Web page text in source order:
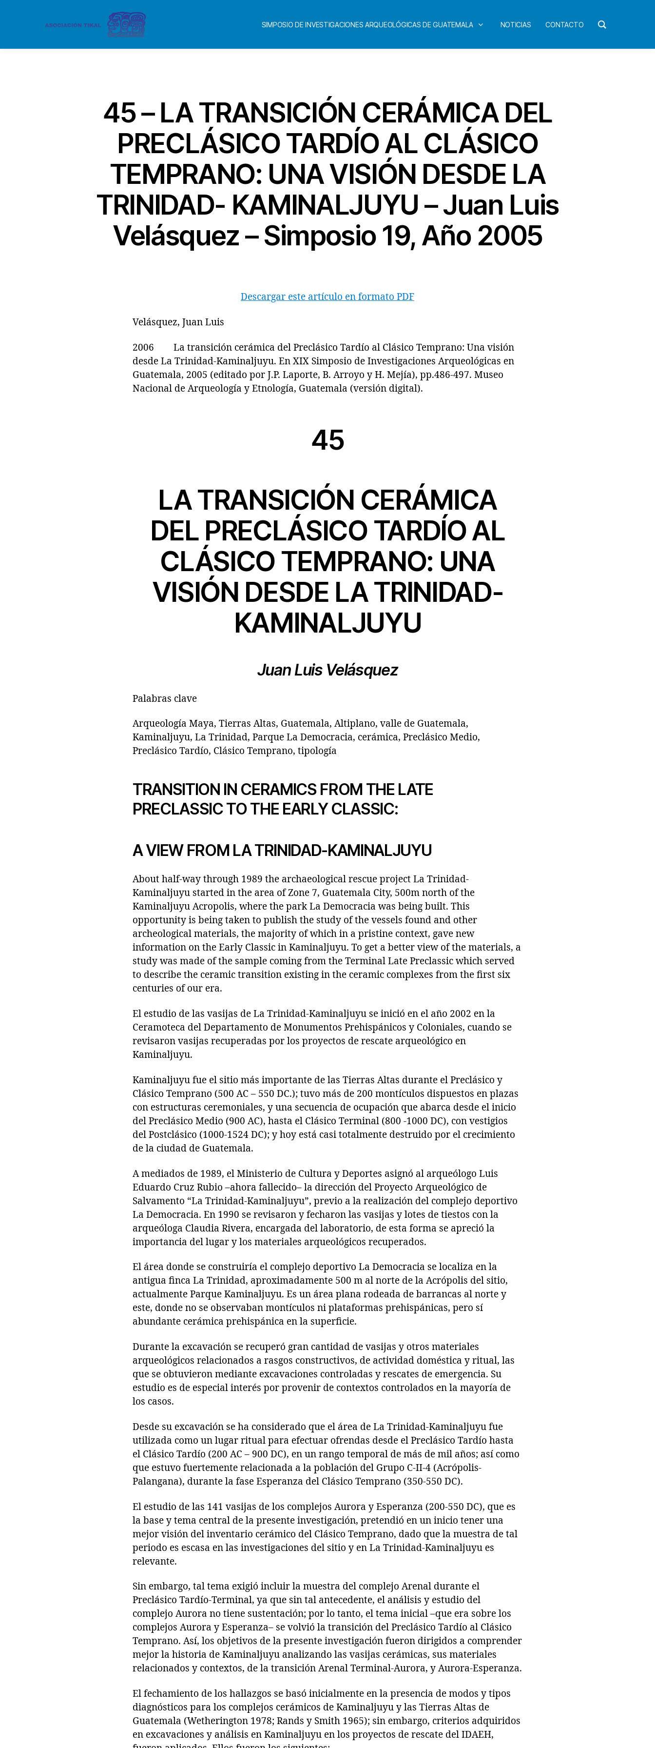
SIMPOSIO DE INVESTIGACIONES ARQUEOLÓGICAS DE GUATEMALA NOTICIAS CONTACTO
45 – LA TRANSICIÓN CERÁMICA DEL
PRECLÁSICO TARDÍO AL CLÁSICO
TEMPRANO: UNA VISIÓN DESDE LA
TRINIDAD- KAMINALJUYU – Juan Luis
Velásquez – Simposio 19, Año 2005
Descargar este artículo en formato PDF
Velásquez, Juan Luis
2006 La transición cerámica del Preclásico Tardío al Clásico Temprano: Una visión
desde La Trinidad-Kaminaljuyu. En XIX Simposio de Investigaciones Arqueológicas en
Guatemala, 2005 (editado por J.P. Laporte, B. Arroyo y H. Mejía), pp.486-497. Museo
Nacional de Arqueología y Etnología, Guatemala (versión digital).
45
LA TRANSICIÓN CERÁMICA
DEL PRECLÁSICO TARDÍO AL
CLÁSICO TEMPRANO: UNA
VISIÓN DESDE LA TRINIDAD-
KAMINALJUYU
Juan Luis Velásquez
Palabras clave
Arqueología Maya, Tierras Altas, Guatemala, Altiplano, valle de Guatemala,
Kaminaljuyu, La Trinidad, Parque La Democracia, cerámica, Preclásico Medio,
Preclásico Tardío, Clásico Temprano, tipología
TRANSITION IN CERAMICS FROM THE LATE
PRECLASSIC TO THE EARLY CLASSIC:
A VIEW FROM LA TRINIDAD-KAMINALJUYU
About half-way through 1989 the archaeological rescue project La Trinidad-
Kaminaljuyu started in the area of Zone 7, Guatemala City, 500m north of the
Kaminaljuyu Acropolis, where the park La Democracia was being built. This
opportunity is being taken to publish the study of the vessels found and other
archeological materials, the majority of which in a pristine context, gave new
information on the Early Classic in Kaminaljuyu. To get a better view of the materials, a
study was made of the sample coming from the Terminal Late Preclassic which served
to describe the ceramic transition existing in the ceramic complexes from the first six
centuries of our era.
El estudio de las vasijas de La Trinidad-Kaminaljuyu se inició en el año 2002 en la
Ceramoteca del Departamento de Monumentos Prehispánicos y Coloniales, cuando se
revisaron vasijas recuperadas por los proyectos de rescate arqueológico en
Kaminaljuyu.
Kaminaljuyu fue el sitio más importante de las Tierras Altas durante el Preclásico y
Clásico Temprano (500 AC – 550 DC.); tuvo más de 200 montículos dispuestos en plazas
con estructuras ceremoniales, y una secuencia de ocupación que abarca desde el inicio
del Preclásico Medio (900 AC), hasta el Clásico Terminal (800 -1000 DC), con vestigios
del Postclásico (1000-1524 DC); y hoy está casi totalmente destruido por el crecimiento
de la ciudad de Guatemala.
A mediados de 1989, el Ministerio de Cultura y Deportes asignó al arqueólogo Luis
Eduardo Cruz Rubio –ahora fallecido– la dirección del Proyecto Arqueológico de
Salvamento “La Trinidad-Kaminaljuyu”, previo a la realización del complejo deportivo
La Democracia. En 1990 se revisaron y fecharon las vasijas y lotes de tiestos con la
arqueóloga Claudia Rivera, encargada del laboratorio, de esta forma se apreció la
importancia del lugar y los materiales arqueológicos recuperados.
El área donde se construiría el complejo deportivo La Democracia se localiza en la
antigua finca La Trinidad, aproximadamente 500 m al norte de la Acrópolis del sitio,
actualmente Parque Kaminaljuyu. Es un área plana rodeada de barrancas al norte y
este, donde no se observaban montículos ni plataformas prehispánicas, pero sí
abundante cerámica prehispánica en la superficie.
Durante la excavación se recuperó gran cantidad de vasijas y otros materiales
arqueológicos relacionados a rasgos constructivos, de actividad doméstica y ritual, las
que se obtuvieron mediante excavaciones controladas y rescates de emergencia. Su
estudio es de especial interés por provenir de contextos controlados en la mayoría de
los casos.
Desde su excavación se ha considerado que el área de La Trinidad-Kaminaljuyu fue
utilizada como un lugar ritual para efectuar ofrendas desde el Preclásico Tardío hasta
el Clásico Tardío (200 AC – 900 DC), en un rango temporal de más de mil años; así como
que estuvo fuertemente relacionada a la población del Grupo C-II-4 (Acrópolis-
Palangana), durante la fase Esperanza del Clásico Temprano (350-550 DC).
El estudio de las 141 vasijas de los complejos Aurora y Esperanza (200-550 DC), que es
la base y tema central de la presente investigación, pretendió en un inicio tener una
mejor visión del inventario cerámico del Clásico Temprano, dado que la muestra de tal
periodo es escasa en las investigaciones del sitio y en La Trinidad-Kaminaljuyu es
relevante.
Sin embargo, tal tema exigió incluir la muestra del complejo Arenal durante el
Preclásico Tardío-Terminal, ya que sin tal antecedente, el análisis y estudio del
complejo Aurora no tiene sustentación; por lo tanto, el tema inicial –que era sobre los
complejos Aurora y Esperanza– se volvió la transición del Preclásico Tardío al Clásico
Temprano. Así, los objetivos de la presente investigación fueron dirigidos a comprender
mejor la historia de Kaminaljuyu analizando las vasijas cerámicas, sus materiales
relacionados y contextos, de la transición Arenal Terminal-Aurora, y Aurora-Esperanza.
El fechamiento de los hallazgos se basó inicialmente en la presencia de modos y tipos
diagnósticos para los complejos cerámicos de Kaminaljuyu y las Tierras Altas de
Guatemala (Wetherington 1978; Rands y Smith 1965); sin embargo, criterios adquiridos
en excavaciones y análisis en Kaminaljuyu en los proyectos de rescate del IDAEH,